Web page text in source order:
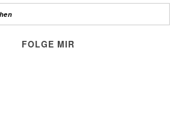
FOLGE MIR